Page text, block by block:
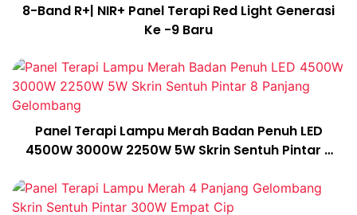
8-Band R+| NIR+ Panel Terapi Red Light Generasi
Ke -9 Baru
Panel Terapi Lampu Merah Badan Penuh LED
4500W 3000W 2250W 5W Skrin Sentuh Pintar 8